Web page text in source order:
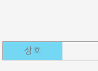
상호